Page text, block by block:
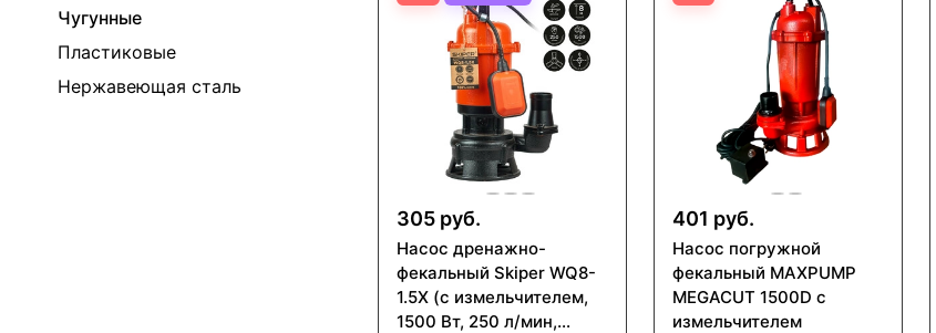
Чугунные
Пластиковые
Нержавеющая сталь
305 руб.
Насос дренажнo-
фекальный Skiper WQ8-
1.5X (с измельчителем,
1500 Вт, 250 л/мин,
401 руб.
Насос погружной
фекальный MAXPUMP
MEGACUT 1500D с
измельчителем